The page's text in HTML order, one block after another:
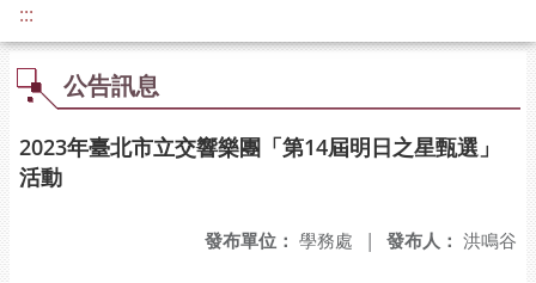
:::
公告訊息
2023年臺北市立交響樂團「第14屆明日之星甄選」
活動
發布人： 洪鳴谷
發布單位： 學務處 |